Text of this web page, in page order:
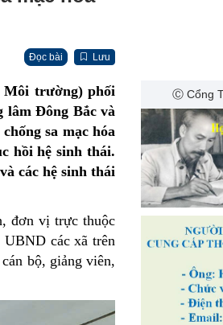
Đọc bài Lưu
Môi trường) phối
lâm Đông Bắc và
sa mạc hóa
hồi hệ sinh thái.
các hệ sinh thái
đơn vị trực thuộc
các xã trên
bộ, giảng viên,
Ⓒ Cổng